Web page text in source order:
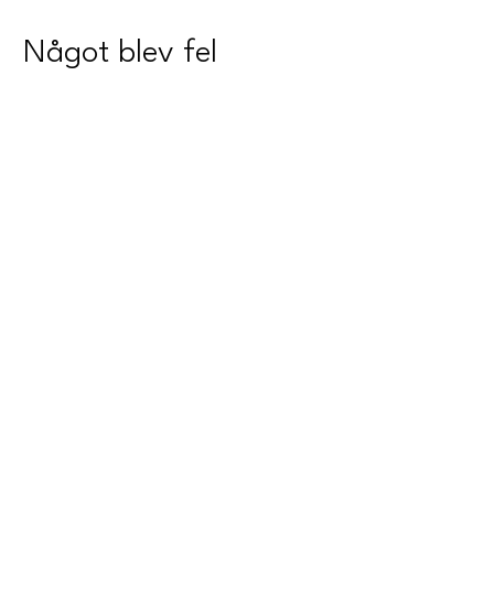
Något blev fel